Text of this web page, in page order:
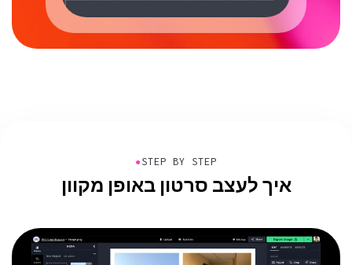
●STEP BY STEP
איך לעצב סרטון באופן מקוון